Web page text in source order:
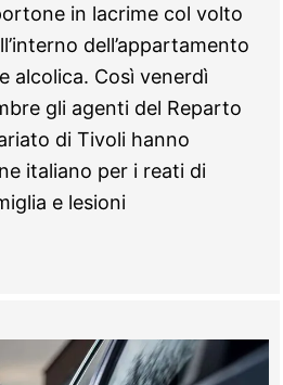
in lacrime col volto
dell’appartamento
alcolica. Così venerdì
gli agenti del Reparto
di Tivoli hanno
italiano per i reati di
e lesioni